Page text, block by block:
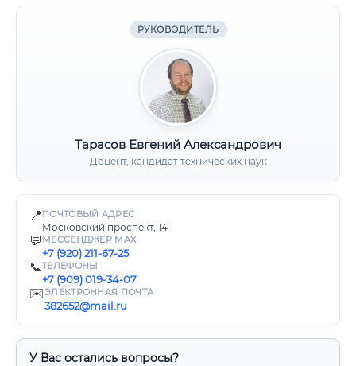
РУКОВОДИТЕЛЬ
Тарасов Евгений Александрович
Доцент, кандидат технических наук
📍 ПОЧТОВЫЙ АДРЕС
Московский проспект, 14
💬 МЕССЕНДЖЕР MAX
+7 (920) 211-67-25
📞ТЕЛЕФОНЫ
+7 (909) 019-34-07
✉️ЭЛЕКТРОННАЯ ПОЧТА
382652@mail.ru
У Вас остались вопросы?